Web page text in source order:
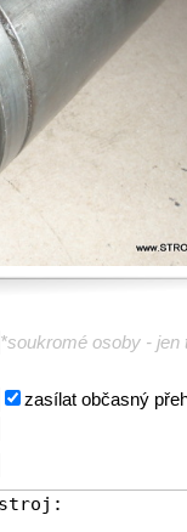
*soukromé osoby - jen
zasílat občasný